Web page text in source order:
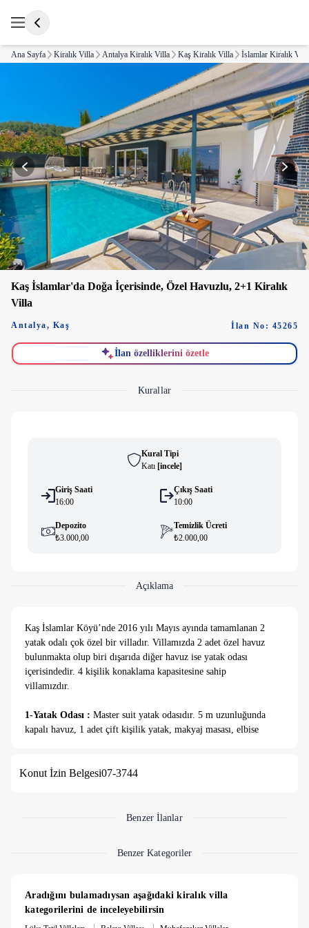
Ana Sayfa Kiralık Villa Antalya Kiralık Villa Kaş Kiralık Villa İslamlar Kiralık Villa
Kaş İslamlar'da Doğa İçerisinde, Özel Havuzlu, 2+1 Kiralık
Villa
Antalya, Kaş İlan No: 45265
İlan özelliklerini özetle
Kurallar
Kural Tipi
Katı [i̇ncele]
Giriş Saati
16:00
Çıkış Saati
10:00
Depozito
₺3.000,00
Temizlik Ücreti
₺2.000,00
Açıklama
Kaş İslamlar Köyü’nde 2016 yılı Mayıs ayında tamamlanan 2
yatak odalı çok özel bir villadır. Villamızda 2 adet özel havuz
bulunmakta olup biri dışarıda diğer havuz ise yatak odası
içerisindedir. 4 kişilik konaklama kapasitesine sahip
villamızdır.
1-Yatak Odası : Master suit yatak odasıdır. 5 m uzunluğunda
kapalı havuz, 1 adet çift kişilik yatak, makyaj masası, elbise
kişilik yatak, komodin, elbise dolabı, banyo ve havuz terasına
alıcısı, oturma grubu, ütü, ütü masası ve lavabo yer almaktadır.
Mutfakta bulaşık makinesi, ankastre 4’lü ocak, buzdolabı, çatal
mikrodalga fırın, ankastre fırın, 4 kişilik yemek takımı,
elektrikli su ısıtıcısı(kettle), tost makinesi ve bardaklar
bulunmaktadır. Mutfak havuz katındadır.
Konut İzin Belgesi07-3744
Benzer İlanlar
Benzer Kategoriler
Aradığını bulamadıysan aşağıdaki kiralık villa
kategorilerini de inceleyebilirsin